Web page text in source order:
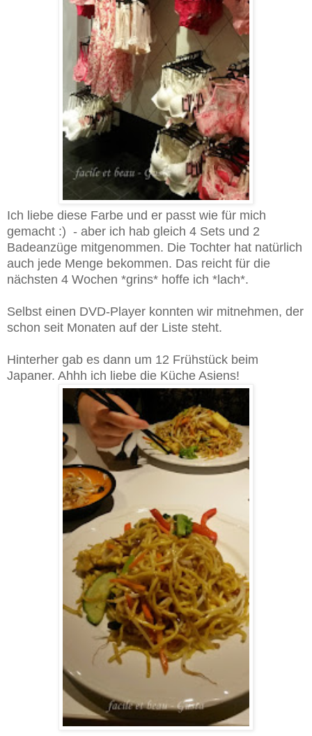
Ich liebe diese Farbe und er passt wie für mich
gemacht :) - aber ich hab gleich 4 Sets und 2
Badeanzüge mitgenommen. Die Tochter hat natürlich
auch jede Menge bekommen. Das reicht für die
nächsten 4 Wochen *grins* hoffe ich *lach*.
Selbst einen DVD-Player konnten wir mitnehmen, der
schon seit Monaten auf der Liste steht.
Hinterher gab es dann um 12 Frühstück beim
Japaner. Ahhh ich liebe die Küche Asiens!